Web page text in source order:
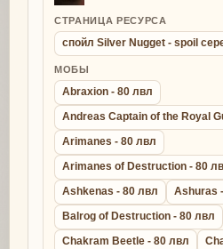
СТРАНИЦА РЕСУРСА
спойл Silver Nugget - spoil
МОБЫ
Abraxion - 80 лвл
Andreas Captain of the Royal
Arimanes - 80 лвл
Arimanes of Destruction - 80
Ashkenas - 80 лвл
Ashuras
Balrog of Destruction - 80 лвл
Chakram Beetle - 80 лвл